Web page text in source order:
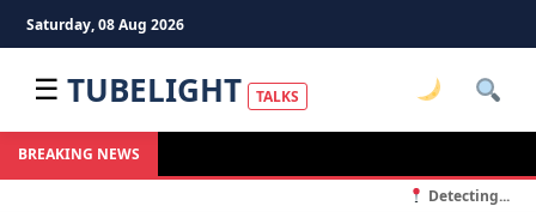
Saturday, 08 Aug 2026
☰ TUBELIGHT TALKS
BREAKING NEWS
Detecting...